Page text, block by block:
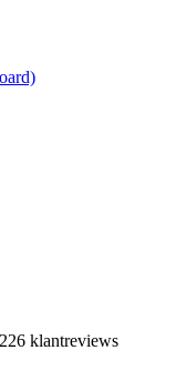
klantreviews